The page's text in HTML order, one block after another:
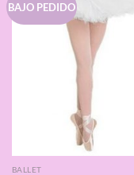
BAJO PEDIDO
BALLET